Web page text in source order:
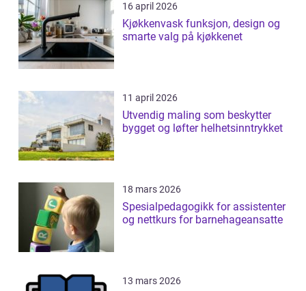
16 april 2026
Kjøkkenvask funksjon, design og
smarte valg på kjøkkenet
11 april 2026
Utvendig maling som beskytter
bygget og løfter helhetsinntrykket
18 mars 2026
Spesialpedagogikk for assistenter
og nettkurs for barnehageansatte
13 mars 2026